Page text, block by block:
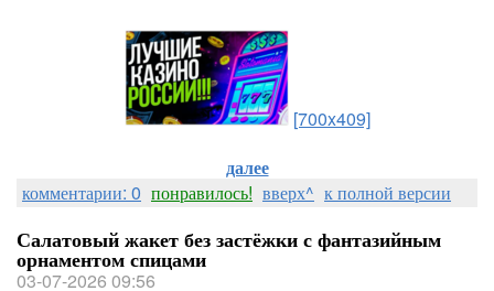
[700x409]
далее
комментарии: 0 понравилось! вверх^ к полной версии
Салатовый жакет без застёжки с фантазийным
орнаментом спицами
03-07-2026 09:56